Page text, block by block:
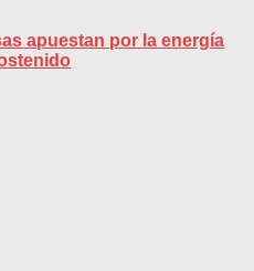
apuestan por la energía